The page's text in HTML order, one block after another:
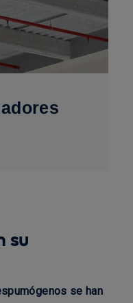
su
se han